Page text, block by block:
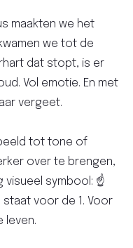
maakten we het
we tot de
dat stopt, is er
Vol emotie. En met
vergeet.
tot tone of
over te brengen,
visueel symbool: ☝️
voor de 1. Voor
leven.